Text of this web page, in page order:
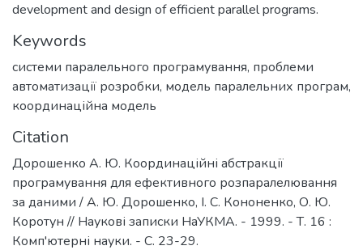
development and design of efficient parallel programs.
Keywords
системи паралельного програмування, проблеми
автоматизації розробки, модель паралельних програм,
координаційна модель
Citation
Дорошенко А. Ю. Координаційні абстракції
програмування для ефективного розпаралелювання
за даними / А. Ю. Дорошенко, І. С. Кононенко, О. Ю.
Коротун // Наукові записки НаУКМА. - 1999. - Т. 16 :
Комп'ютерні науки. - С. 23-29.